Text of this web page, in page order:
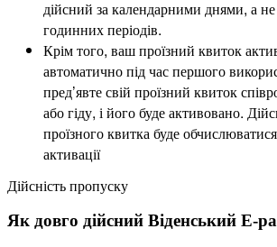
дійсний за календарними днями, а
годинних періодів.
Крім того, ваш проїзний квиток
автоматично під час першого
пред’явте свій проїзний квиток
або гіду, і його буде активовано.
проїзного квитка буде
активації
Дійсність пропуску
Як довго дійсний Віденський E-